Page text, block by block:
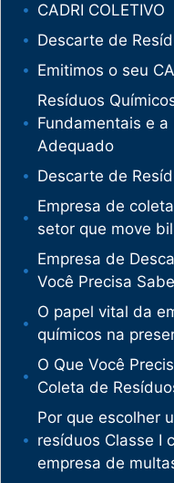
CADRI COLETIVO
Descarte de
Emitimos o seu
Resíduos
Fundamentais e
Adequado
Descarte de
Empresa de
setor que move
Empresa de
Você Precisa
O papel vital da
químicos na
O Que Você
Coleta de
Por que escolher
resíduos Classe I
empresa de